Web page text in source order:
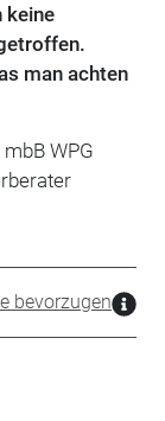
keine
man achten
WPG
bevorzugen